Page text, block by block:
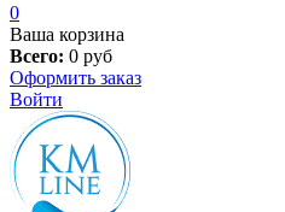
0
Ваша корзина
Всего: 0 руб
Оформить заказ
Войти